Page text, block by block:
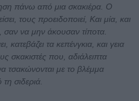
πάνω από μια σκακιέρα. Ο
τους προειδοποιεί, Και μία, και
σαν να μην άκουσαν τίποτα.
κατεβάζει τα κεπένγκια, και γεια
σκακιστές που, αδιάλειπτα
τσακώνονται με το βλέμμα
σιδεριά.